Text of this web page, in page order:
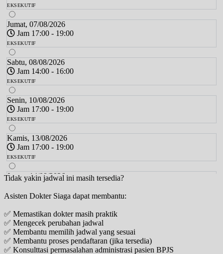
EKSEKUTIF
Jumat, 07/08/2026
Jam 17:00 - 19:00
EKSEKUTIF
Sabtu, 08/08/2026
Jam 14:00 - 16:00
EKSEKUTIF
Senin, 10/08/2026
Jam 17:00 - 19:00
EKSEKUTIF
Kamis, 13/08/2026
Jam 17:00 - 19:00
EKSEKUTIF
Jumat, 14/08/2026
Jam 17:00 - 19:00
EKSEKUTIF
Sabtu, 15/08/2026
Jam 14:00 - 16:00
EKSEKUTIF
Senin, 17/08/2026
Tidak yakin jadwal ini masih tersedia?
Asisten Dokter Siaga dapat membantu:
✅ Memastikan dokter masih praktik
✅ Mengecek perubahan jadwal
✅ Membantu memilih jadwal yang sesuai
✅ Membantu proses pendaftaran (jika tersedia)
✅ Konsulttasi permasalahan administrasi pasien BPJS